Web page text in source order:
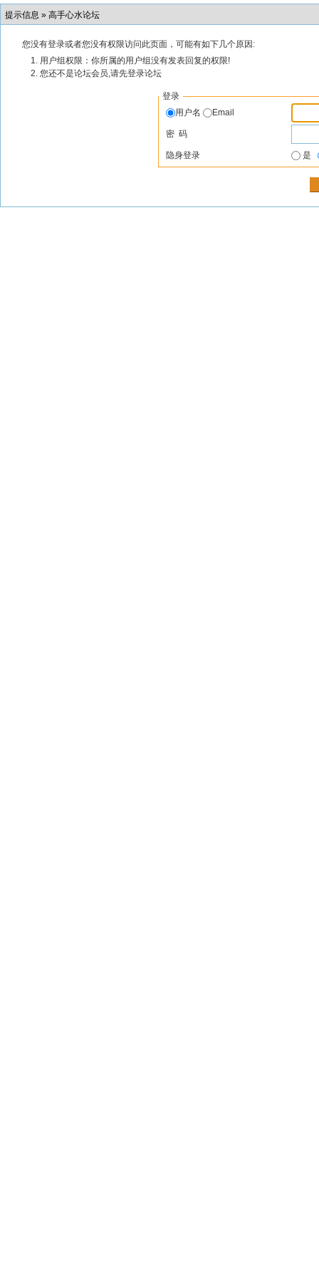
提示信息 » 高手心水论坛
您没有登录或者您没有权限访问此页面，可能有如下几个原因:
用户组权限：你所属的用户组没有发表回复的权限!
您还不是论坛会员,请先登录论坛
登录
用户名
Email
密 码
隐身登录 是